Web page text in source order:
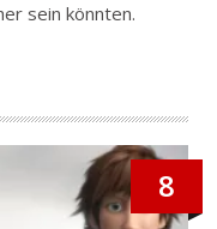
sein könnten.
8